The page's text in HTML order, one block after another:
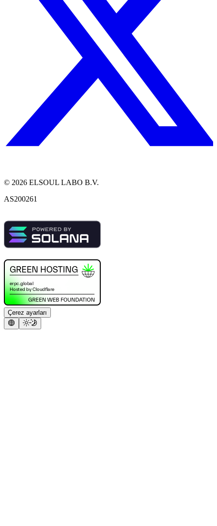
© 2026 ELSOUL LABO B.V.
AS200261
Çerez ayarları